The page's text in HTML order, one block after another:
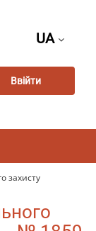
UA
Ввійти
захисту